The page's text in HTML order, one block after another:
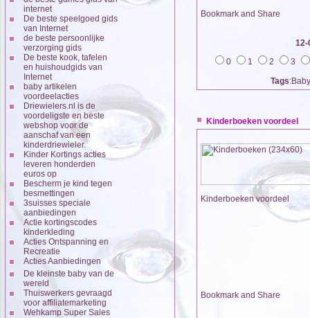
internet
De beste speelgoed gids
van Internet
de beste persoonlijke
verzorging gids
De beste kook, tafelen
en huishoudgids van
Internet
baby artikelen
voordeelacties
Driewielers.nl is de
voordeligste en beste
webshop voor de
aanschaf van een
kinderdriewieler.
Kinder Kortings acties
leveren honderden
euros op
Bescherm je kind tegen
besmettingen
3suisses speciale
aanbiedingen
Actie kortingscodes
kinderkleding
Acties Ontspanning en
Recreatie
Acties Aanbiedingen
De kleinste baby van de
wereld
Thuiswerkers gevraagd
voor affiliatemarketing
Wehkamp Super Sales
12-
0
1 2
3
Tags
Kinderboeken voordeel
Kinderboeken voordeel